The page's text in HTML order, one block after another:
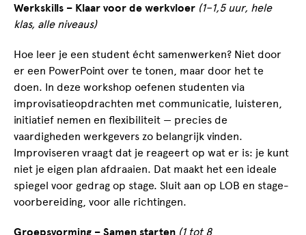
Werkskills – Klaar voor de werkvloer (1–1,5 uur, hele
klas, alle niveaus)
Hoe leer je een student écht samenwerken? Niet door
er een PowerPoint over te tonen, maar door het te
doen. In deze workshop oefenen studenten via
improvisatieopdrachten met communicatie, luisteren,
initiatief nemen en flexibiliteit — precies de
vaardigheden werkgevers zo belangrijk vinden.
Improviseren vraagt dat je reageert op wat er is: je kunt
niet je eigen plan afdraaien. Dat maakt het een ideale
spiegel voor gedrag op stage. Sluit aan op LOB en stage-
voorbereiding, voor alle richtingen.
Groepsvorming – Samen starten (1 tot 8